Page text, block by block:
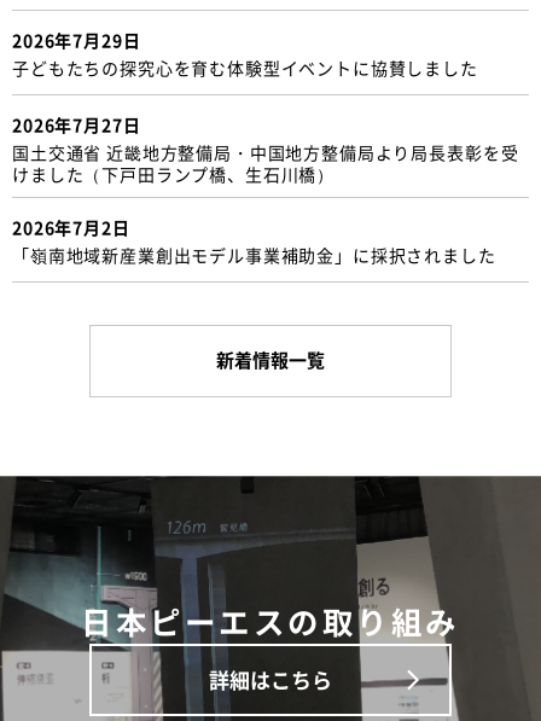
2026年7月29日
子どもたちの探究心を育む体験型イベントに協賛しました
2026年7月27日
国土交通省 近畿地方整備局・中国地方整備局より局長表彰を受
けました（下戸田ランプ橋、生石川橋）
2026年7月2日
「嶺南地域新産業創出モデル事業補助金」に採択されました
新着情報一覧
日本ピーエスの取り組み
詳細はこちら